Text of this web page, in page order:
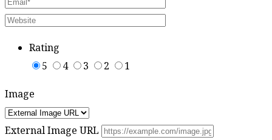
Rating
5
4 3 2
1
Image
External Image URL